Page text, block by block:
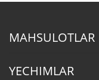
MAHSULOTLAR
YECHIMLAR